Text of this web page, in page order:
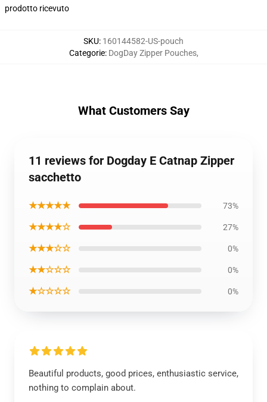
prodotto ricevuto
SKU: 160144582-US-pouch
Categorie: DogDay Zipper Pouches,
What Customers Say
11 reviews for Dogday E Catnap Zipper
sacchetto
★★★★★ 73%
★★★★☆ 27%
★★★☆☆ 0%
★★☆☆☆ 0%
★☆☆☆☆ 0%
Beautiful products, good prices, enthusiastic service,
nothing to complain about.